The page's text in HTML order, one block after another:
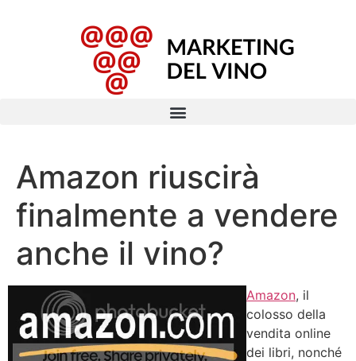
Amazon riuscirà
finalmente a vendere
anche il vino?
Amazon, il
colosso della
vendita online
dei libri, nonché